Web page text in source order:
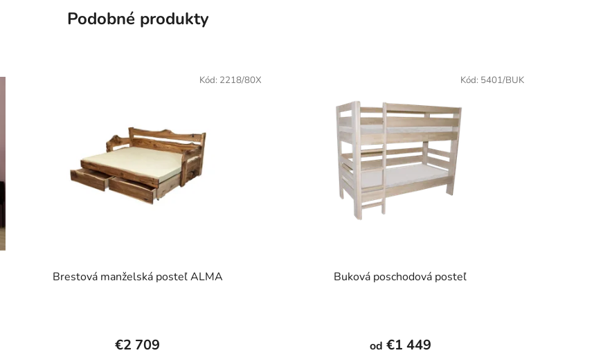
Podobné produkty
Brestová manželská posteľ ALMA
€2 709
Kód: 2218/80X
Buková poschodová posteľ
hodnotenie
od €1 449
Kód: 5401/BUK